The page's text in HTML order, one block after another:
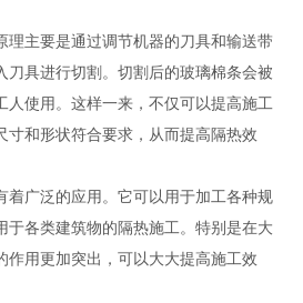
理主要是通过调节机器的刀具和输送带
刀具进行切割。切割后的玻璃棉条会被
人使用。这样一来，不仅可以提高施工
寸和形状符合要求，从而提高隔热效
广泛的应用。它可以用于加工各种规
于各类建筑物的隔热施工。特别是在大
作用更加突出，可以大大提高施工效